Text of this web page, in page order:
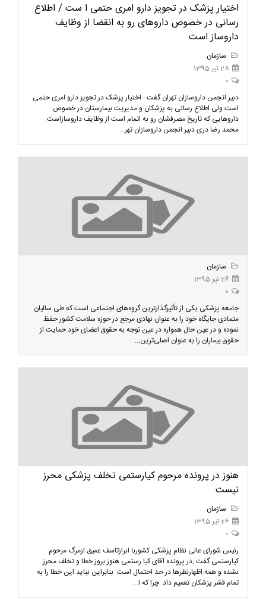
اختیار پزشک در تجویز دارو امری حتمی ا ست / اطلاع
رسانی در خصوص داروهای رو به انقضا از وظایف
داروساز است
سازمان
28 تیر 1395
0
دبیر انجمن داروسازان تهران گفت : اختیار پزشک در تجویز دارو امری حتمی
است ولی اطلاع رسانی به پزشکان و مدیریت بیمارستان در خصوص
داروهایی که تاریخ مصرفشان رو به اتمام است از وظایف داروسازاست.
محمد رضا دری دبیر انجمن داروسازان تهر...
سازمان
26 تیر 1395
0
جامعه پزشکی یکی از تأثیرگذارترین گروه‌های اجتماعی است که طی سالیان
متمادی جایگاه خود را به عنوان نهادی مرجع در حوزه سلامت کشور حفظ
نموده و در عین حال همواره در عین توجه به حقوق اعضای خود حمایت از
حقوق بیماران را به عنوان اصلی‌ترین...
هنوز در پرونده مرحوم کیارستمی تخلف پزشکی محرز
نیست
سازمان
26 تیر 1395
0
رئیس شورای عالی نظام پزشکی کشوربا ابرازتاسف عمیق ازمرگ مرحوم
کیارستمی گفت :در پرونده آقای کیا رستمی هنوز بروز خطا و تخلف محرز
نشده و همه اظهارنظرها در حد احتمال است. بنابراین نباید این خطا را به
تمام قشر پزشکان تعمیم داد. چرا که ا...